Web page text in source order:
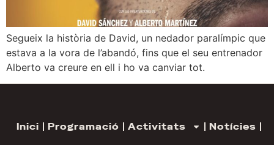
Segueix la història de David, un nedador paralímpic que
estava a la vora de l’abandó, fins que el seu entrenador
Alberto va creure en ell i ho va canviar tot.
Inici Programació Activitats Notícies